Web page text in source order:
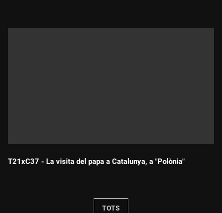
T21xC37 - La visita del papa a Catalunya, a "Polònia"
TOTS